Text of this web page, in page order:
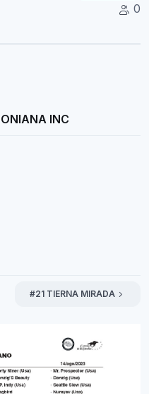
0
INC
#21 TIERNA MIRADA